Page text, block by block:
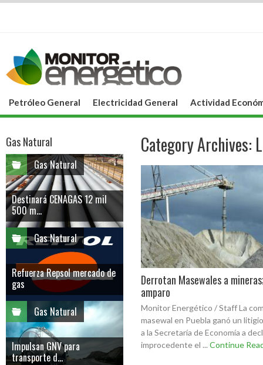
Petróleo General Electricidad General Actividad
Category Archives:
Derrotan Masewales a
amparo
Monitor Energético / Staff La
masewal en Puebla ganó un
a la Secretaría de Economía a
improcedente el ... Continue
Gas Natural
Gas Natural
Destinará CENAGAS 12 mil
500 m...
Gas Natural
Refuerza Repsol mercado de
gas
Gas Natural
Impulsan GNV para
transporte d...